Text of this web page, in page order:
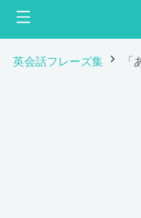
英会話フレーズ集